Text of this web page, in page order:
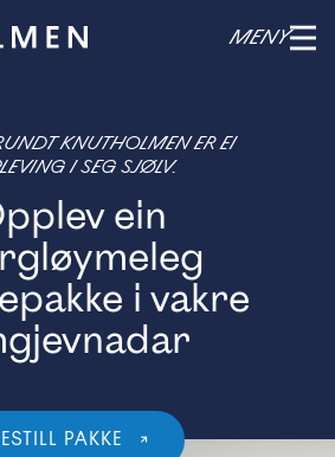
MENY
KNUTHOLMEN ER EI
I SEG SJØLV.
ein
i vakre
PAKKE